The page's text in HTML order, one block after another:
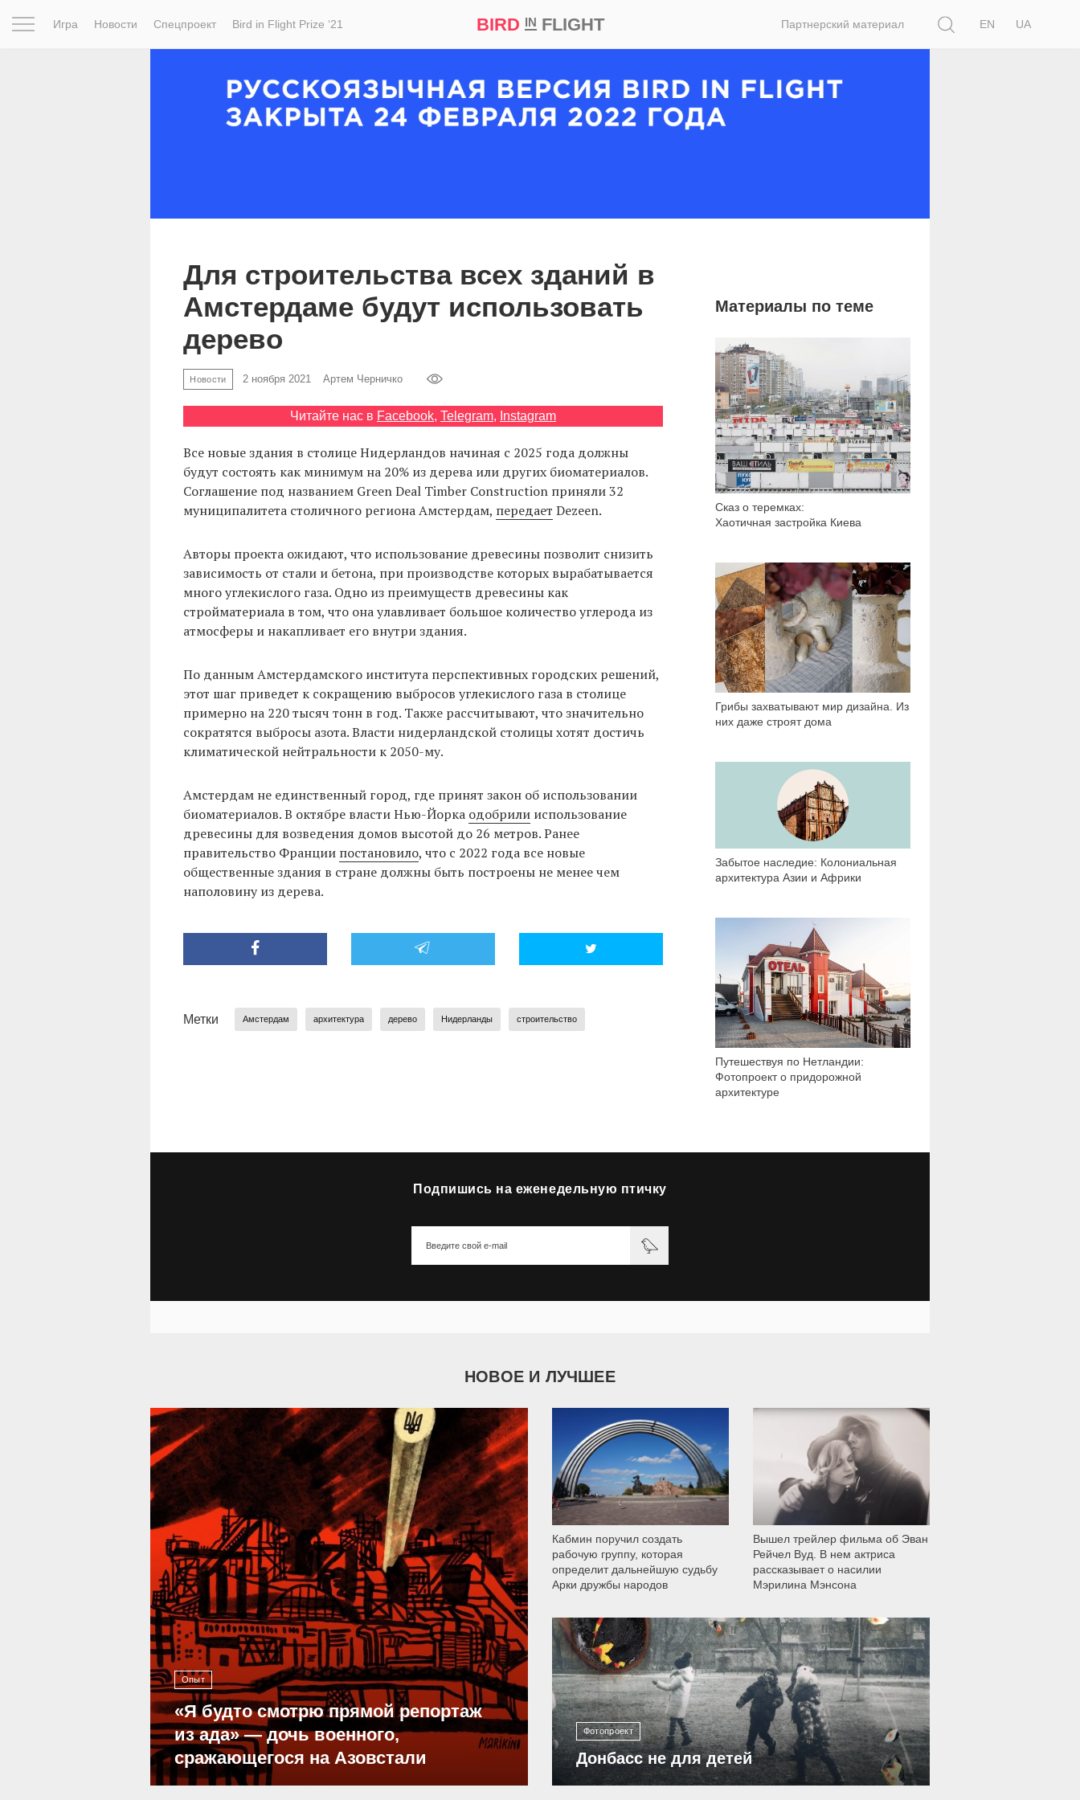
Игра Новости Спецпроект Bird in Flight Prize ‘21 BIRD INFLIGHT Партнерский материал
EN
UA
Для строительства всех зданий в
Амстердаме будут использовать
дерево
Новости 2 ноября 2021 Артем Черничко
Читайте нас в Facebook, Telegram, Instagram
Все новые здания в столице Нидерландов начиная с 2025 года должны
будут состоять как минимум на 20% из дерева или других биоматериалов.
Соглашение под названием Green Deal Timber Construction приняли 32
муниципалитета столичного региона Амстердам, передает Dezeen.
Авторы проекта ожидают, что использование древесины позволит снизить
зависимость от стали и бетона, при производстве которых вырабатывается
много углекислого газа. Одно из преимуществ древесины как
стройматериала в том, что она улавливает большое количество углерода из
атмосферы и накапливает его внутри здания.
По данным Амстердамского института перспективных городских решений,
этот шаг приведет к сокращению выбросов углекислого газа в столице
примерно на 220 тысяч тонн в год. Также рассчитывают, что значительно
сократятся выбросы азота. Власти нидерландской столицы хотят достичь
климатической нейтральности к 2050-му.
Амстердам ​не единственный город, где принят закон об использовании
биоматериалов. В октябре власти Нью-Йорка одобрилииспользование
древесины для возведения домов высотой до 26 метров. Ранее
правительство Франции постановило, что с 2022 года все новые
общественные здания в стране должны быть построены не менее чем
наполовину из дерева.
Метки Амстердам архитектура дерево Нидерланды строительство
Материалы по теме
Сказ о теремках:
Хаотичная застройка Киева
12 661
Грибы захватывают мир дизайна. Из
них даже строят дома
4 033
Забытое наследие: Колониальная
архитектура Азии и Африки
Путешествуя по Нетландии:
Фотопроект о придорожной
архитектуре
Подпишись на еженедельную птичку
НОВОЕ И ЛУЧШЕЕ
Опыт
«Я будто смотрю прямой репортаж
из ада» — дочь военного,
сражающегося на Азовстали
39 293
Кабмин поручил создать
рабочую группу, которая
определит дальнейшую судьбу
Арки дружбы народов
9 789
Вышел трейлер фильма об Эван
Рейчел Вуд. В нем актриса
рассказывает о насилии
Мэрилина Мэнсона
Фотопроект
Донбасс не для детей
12 303